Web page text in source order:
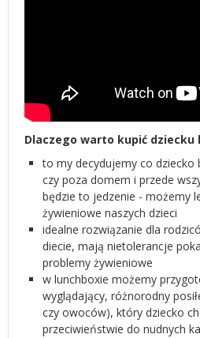
Dlaczego warto kupić dziecku
to my decydujemy co dziecko
czy poza domem i przede
będzie to jedzenie - możemy
żywieniowe naszych dzieci
idealne rozwiązanie dla
diecie, mają nietolerancje
problemy żywieniowe
w lunchboxie możemy
wyglądający, różnorodny
czy owoców), który dziecko
przeciwieństwie do nudnych